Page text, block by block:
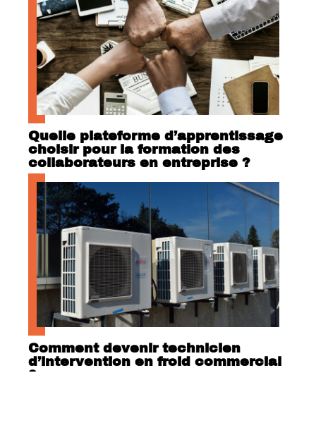
Quelle plateforme d’apprentissage
choisir pour la formation des
collaborateurs en entreprise ?
Comment devenir technicien
d’intervention en froid commercial
?